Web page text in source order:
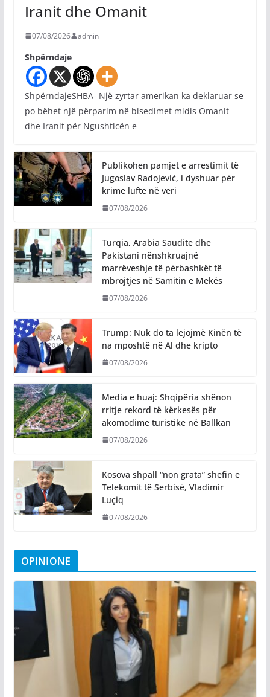
Iranit dhe Omanit
07/08/2026 admin
Shpërndaje
ShpërndajeSHBA- Një zyrtar amerikan ka deklaruar se
po bëhet një përparim në bisedimet midis Omanit
dhe Iranit për Ngushticën e
Publikohen pamjet e arrestimit të
Jugoslav Radojević, i dyshuar për
krime lufte në veri
07/08/2026
Turqia, Arabia Saudite dhe
Pakistani nënshkruajnë
marrëveshje të përbashkët të
mbrojtjes në Samitin e Mekës
07/08/2026
Trump: Nuk do ta lejojmë Kinën të
na mposhtë në Al dhe kripto
07/08/2026
Media e huaj: Shqipëria shënon
rritje rekord të kërkesës për
akomodime turistike në Ballkan
07/08/2026
Kosova shpall “non grata” shefin e
Telekomit të Serbisë, Vladimir
Luçiq
07/08/2026
OPINIONE